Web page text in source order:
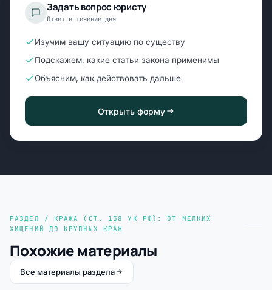
Задать вопрос юристу
Ответ в течение дня
Изучим вашу ситуацию по существу
Подскажем, какие статьи закона применимы
Объясним, как действовать дальше
Открыть форму
РАЗДЕЛ / КРАЖА (СТ. 158 УК РФ): ОТ МЕЛКИХ
ХИЩЕНИЙ ДО КРУПНЫХ КРАЖ
Похожие материалы
Все материалы раздела